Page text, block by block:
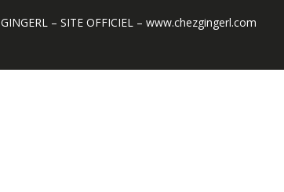
GINGERL – SITE OFFICIEL – www.chezgingerl.com